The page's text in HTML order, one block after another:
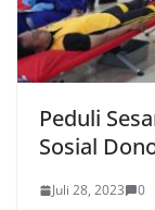
Peduli
Sosial
Juli 28, 2023 0